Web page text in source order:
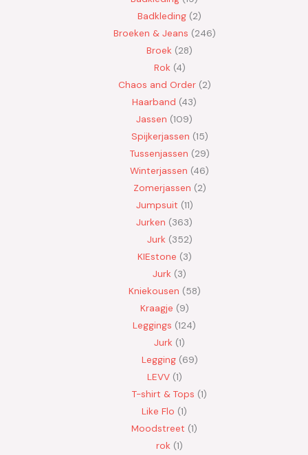
Badkleding 2
Broeken & Jeans 246
Broek 28
Rok 4
Chaos and Order 2
Haarband 43
Jassen 109
Spijkerjassen 15
Tussenjassen 29
Winterjassen 46
Zomerjassen 2
Jumpsuit 11
Jurken 363
Jurk 352
KIEstone 3
Jurk 3
Kniekousen 58
Kraagje 9
Leggings 124
Jurk 1
Legging 69
LEVV 1
T-shirt & Tops 1
Like Flo 1
Moodstreet 1
rok 1